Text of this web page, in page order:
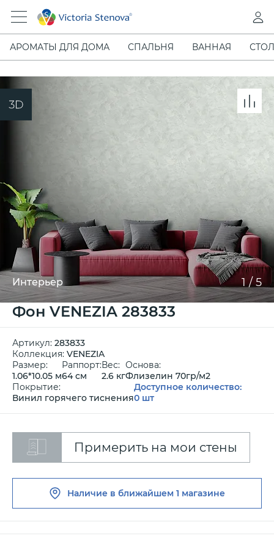
АРОМАТЫ ДЛЯ ДОМА СПАЛЬНЯ ВАННАЯ
Интерьер 1/5
Фон VENEZIA 283833
Артикул: 283833
Коллекция: VENEZIA
Размер:
1.06*10.05 м
Раппорт:
64 см
Вес:
2.6 кг
Основа:
Флизелин 70гр/м2
Покрытие:
Винил горячего тиснения
Доступное количество:
0 шт
Примерить на мои стены
Наличие в ближайшем 1 магазине